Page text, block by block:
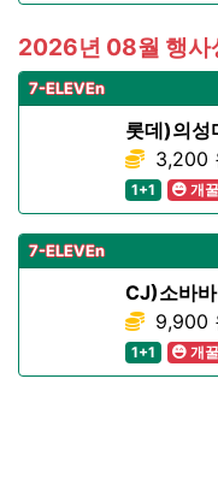
2026년 08월 행사
7-ELEVEn
롯데)의성
3,200
1+1
개꿀
7-ELEVEn
CJ)소바
9,900
1+1
개꿀